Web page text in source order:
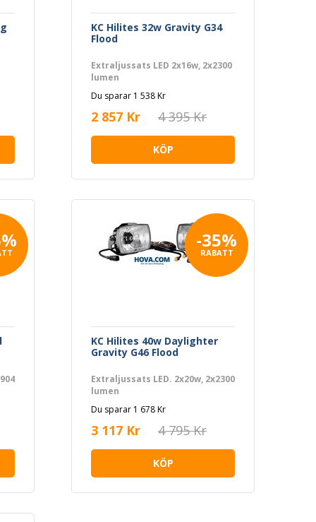
KC Hilites 32w Gravity G34
Flood
Extraljussats LED 2x16w, 2x2300
lumen
Du sparar 1 538 Kr
2 857 Kr 4 395 Kr
KÖP
-35%
RABATT
KC Hilites 40w Daylighter
Gravity G46 Flood
Extraljussats LED. 2x20w, 2x2300
lumen
Du sparar 1 678 Kr
3 117 Kr 4 795 Kr
KÖP